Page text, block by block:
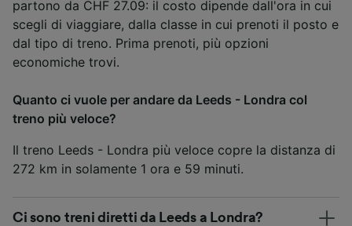
partono da CHF 27.09: il costo dipende dall'ora in cui
scegli di viaggiare, dalla classe in cui prenoti il posto e
dal tipo di treno. Prima prenoti, più opzioni
economiche trovi.
Quanto ci vuole per andare da Leeds - Londra col
treno più veloce?
Il treno Leeds - Londra più veloce copre la distanza di
272 km in solamente 1 ora e 59 minuti.
Ci sono treni diretti da Leeds a Londra?